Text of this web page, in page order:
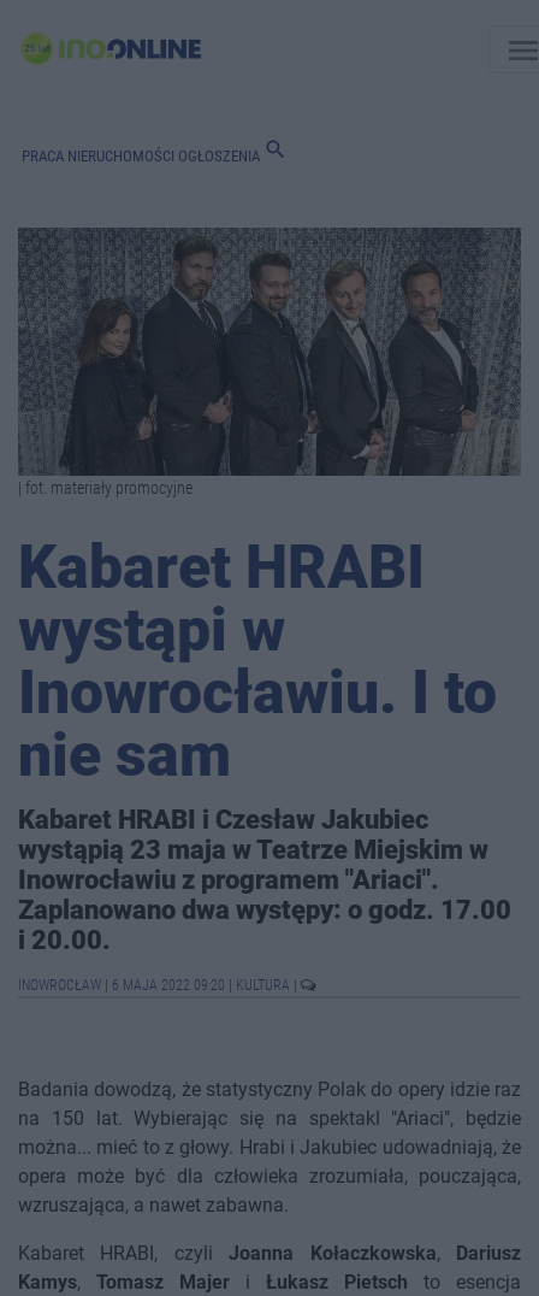
PRACA NIERUCHOMOŚCI OGŁOSZENIA search
| fot. materiały promocyjne
Kabaret HRABI
wystąpi w
Inowrocławiu. I to
nie sam
Kabaret HRABI i Czesław Jakubiec
wystąpią 23 maja w Teatrze Miejskim w
Inowrocławiu z programem "Ariaci".
Zaplanowano dwa występy: o godz. 17.00
i 20.00.
INOWROCŁAW 6 MAJA 2022 09:20 KULTURA
Badania dowodzą, że statystyczny Polak do opery idzie raz
na 150 lat. Wybierając się na spektakl "Ariaci", będzie
można... mieć to z głowy. Hrabi i Jakubiec udowadniają, że
opera może być dla człowieka zrozumiała, pouczająca,
wzruszająca, a nawet zabawna.
Kabaret HRABI, czyliJoanna Kołaczkowska,
Dariusz
Kamys, Tomasz Majer i Łukasz Pietsch to esencja